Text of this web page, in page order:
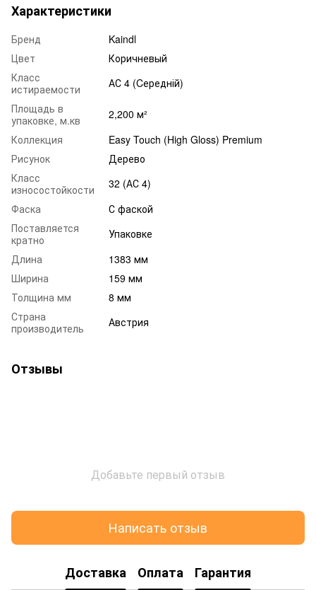
Характеристики
Бренд
Kaindl
Цвет
Коричневый
Класс
истираемости
АС 4 (Cередній)
Площадь в
упаковке, м.кв
2,200 м²
Коллекция
Easy Touch (High Gloss) Premium
Рисунок
Дерево
Класс
износостойкости
32 (АС 4)
Фаска
С фаской
Поставляется
кратно
Упаковке
Длина
1383 мм
Ширина
159 мм
Толщина мм
8 мм
Страна
производитель
Австрия
Отзывы
Добавьте первый отзыв
Написать отзыв
Доставка Оплата Гарантия